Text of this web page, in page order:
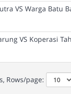
VS Warga Batu
VS Koperasi
Rows/page: